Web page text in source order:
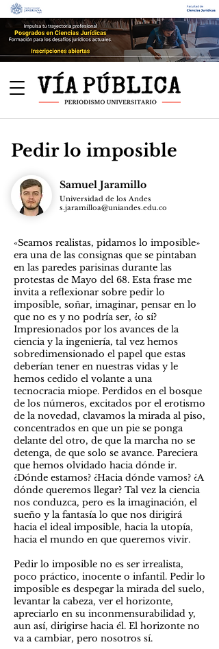
Pedir lo imposible
Samuel Jaramillo
Universidad de los Andes
s.jaramilloa@uniandes.edu.co
«Seamos realistas, pidamos lo imposible»
era una de las consignas que se pintaban
en las paredes parisinas durante las
protestas de Mayo del 68. Esta frase me
invita a reflexionar sobre pedir lo
imposible, soñar, imaginar, pensar en lo
que no es y no podría ser, ¿o sí?
Impresionados por los avances de la
ciencia y la ingeniería, tal vez hemos
sobredimensionado el papel que estas
deberían tener en nuestras vidas y le
hemos cedido el volante a una
tecnocracia miope. Perdidos en el bosque
de los números, excitados por el erotismo
de la novedad, clavamos la mirada al piso,
concentrados en que un pie se ponga
delante del otro, de que la marcha no se
detenga, de que solo se avance. Pareciera
que hemos olvidado hacia dónde ir.
¿Dónde estamos? ¿Hacia dónde vamos? ¿A
dónde queremos llegar? Tal vez la ciencia
nos conduzca, pero es la imaginación, el
sueño y la fantasía lo que nos dirigirá
hacia el ideal imposible, hacia la utopía,
hacia el mundo en que queremos vivir.
Pedir lo imposible no es ser irrealista,
poco práctico, inocente o infantil. Pedir lo
imposible es despegar la mirada del suelo,
levantar la cabeza, ver el horizonte,
apreciarlo en su inconmensurabilidad y,
aun así, dirigirse hacia él. El horizonte no
va a cambiar, pero nosotros sí.